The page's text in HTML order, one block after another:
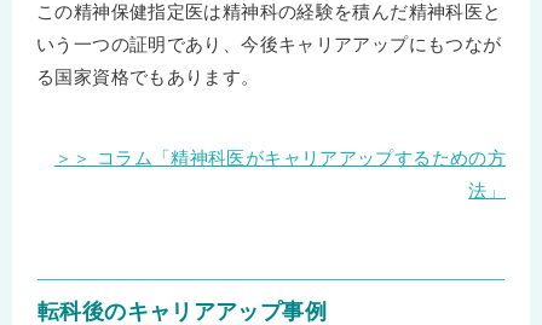
この精神保健指定医は精神科の経験を積んだ精神科医と
いう一つの証明であり、今後キャリアアップにもつなが
る国家資格でもあります。
＞＞ コラム「精神科医がキャリアアップするための方
法」
転科後のキャリアアップ事例